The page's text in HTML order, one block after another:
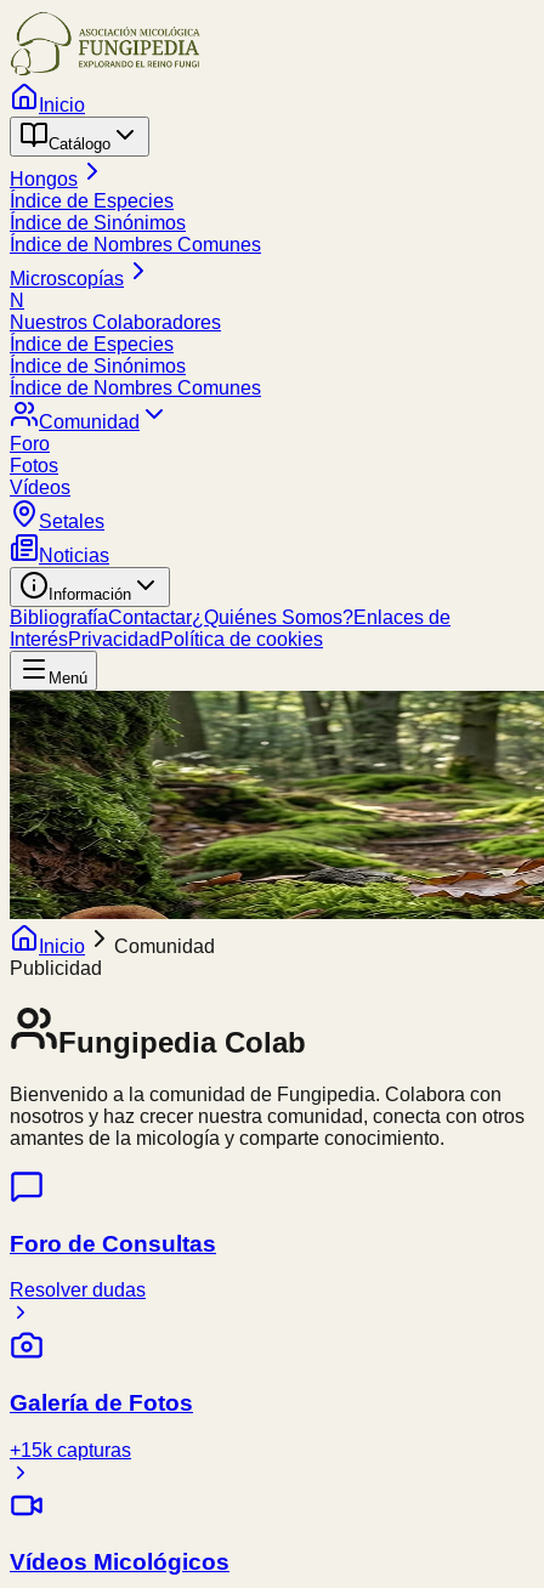
Inicio
Catálogo
Hongos
Índice de Especies
Índice de Sinónimos
Índice de Nombres Comunes
Microscopías
N
Nuestros Colaboradores
Índice de Especies
Índice de Sinónimos
Índice de Nombres Comunes
Comunidad
Foro
Fotos
Vídeos
Setales
Noticias
Información
BibliografíaContactar¿Quiénes Somos?Enlaces de
InterésPrivacidad Política de cookies
Menú
Inicio
Comunidad
Publicidad
FungipediaColab
Bienvenido a la comunidad de Fungipedia. Colabora con
nosotros y haz crecer nuestra comunidad, conecta con otros
amantes de la micología y comparte conocimiento.
Foro de Consultas
Resolver dudas
Galería de Fotos
+15k capturas
Vídeos Micológicos